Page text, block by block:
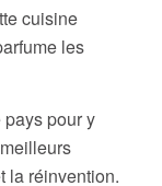
cuisine
les
pour y
la réinvention.